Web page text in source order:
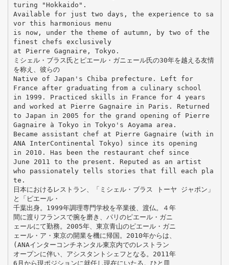
turing "Hokkaido".
Available for just two days, the experience to sa
vor this harmonious menu
is now, under the theme of autumn, by two of the
finest chefs exclusively
at Pierre Gagnaire, Tokyo.
ミシェル・ブラス氏とピエール・ガニェール氏の30年を越える友情
を称え、彼らの
Native of Japan's Chiba prefecture. Left for
France after graduating from a culinary school
in 1999. Practiced skills in France for 4 years
and worked at Pierre Gagnaire in Paris. Returned
to Japan in 2005 for the grand opening of Pierre
Gagnaire à Tokyo in Tokyo's Aoyama area.
Became assistant chef at Pierre Gagnaire (with in
ANA InterContinental Tokyo) since its opening
in 2010. Has been the restaurant chef since
June 2011 to the present. Reputed as an artist
who passionately tells stories that fill each pla
te.
日本におけるレストラン、「ミシェル・ブラス トーヤ ジャポン」
と「ピエール・
千葉出身。1999年調理専門学校を卒業後、渡仏。４年
間に渡りフランスで腕を磨き、パリのピエール・ガニ
ェールにて勤務。2005年、東京青山のピエール・ガニ
ェール・ア・東京の開業を機に帰国。2010年からは、
(ANAインターコンチネンタル東京内でのレストラン
オープンに伴い、アシスタントシェフとなる。2011年
6月から現ポジションに就任し現在にいたる。ひと皿